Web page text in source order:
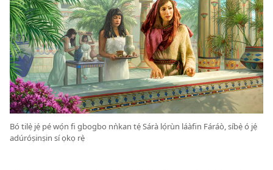
Bó tilẹ̀ jẹ́ pé wọ́n fi gbogbo nǹkan tẹ́ Sárà lọ́rùn láàfin Fáráò, síbẹ̀ ó jẹ́
adúróṣinṣin sí ọkọ rẹ̀